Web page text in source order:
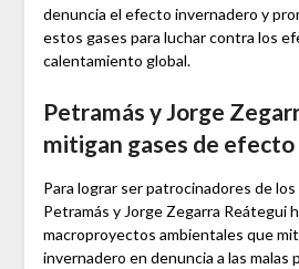
denuncia el efecto invernadero y
estos gases para luchar contra los
calentamiento global.
Petramás y Jorge
mitigan gases de
Para lograr ser patrocinadores de los
Petramás y Jorge Zegarra Reátegui
macroproyectos ambientales que
invernadero en denuncia a las malas